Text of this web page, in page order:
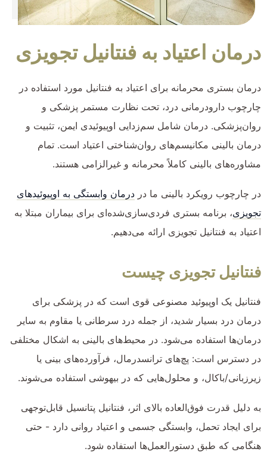
درمان اعتیاد به فنتانیل تجویزی
درمان بستری محرمانه برای اعتیاد به فنتانیل مورد استفاده در
چارچوب دارودرمانی درد، تحت نظارت مستمر پزشکی و
روان‌پزشکی. درمان شامل سم‌زدایی اوپیوئیدی ایمن، تثبیت و
درمان بالینی مکانیسم‌های روان‌شناختی اعتیاد است. تمام
مشاوره‌های بالینی کاملاً محرمانه و غیرالزامی هستند.
در چارچوب رویکرد بالینی ما در درمان وابستگی به اوپیوئیدهای
تجویزی، برنامه بستری فردی‌سازی‌شده‌ای برای بیماران مبتلا به
اعتیاد به فنتانیل تجویزی ارائه می‌دهیم.
فنتانیل تجویزی چیست
فنتانیل یک اوپیوئید مصنوعی قوی است که در پزشکی برای
درمان درد بسیار شدید، از جمله درد سرطانی یا مقاوم به سایر
درمان‌ها استفاده می‌شود. در محیط‌های بالینی به اشکال مختلفی
در دسترس است: پچ‌های ترانسدرمال، فرآورده‌های بینی یا
زیرزبانی/باکال، و محلول‌هایی که در بیهوشی استفاده می‌شوند.
به دلیل قدرت فوق‌العاده بالای اثر، فنتانیل پتانسیل قابل‌توجهی
برای ایجاد تحمل، وابستگی جسمی و اعتیاد روانی دارد - حتی
هنگامی که طبق دستورالعمل‌ها استفاده شود.